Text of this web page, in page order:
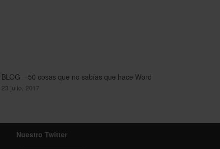
BLOG – 50 cosas que no sabías que hace Word
23 julio, 2017
Nuestro Twitter